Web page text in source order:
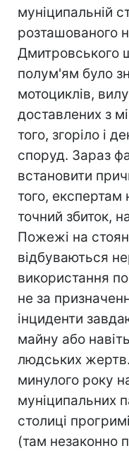
муніципальній
розташованого
Дмитровського
полум'ям було
мотоциклів,
доставлених з
того, згоріло і
споруд. Зараз
встановити
того, експертам
точний збиток,
Пожежі на
відбуваються
використання
не за
інциденти
майну або
людських
минулого року
муніципальних
столиці
(там незаконно